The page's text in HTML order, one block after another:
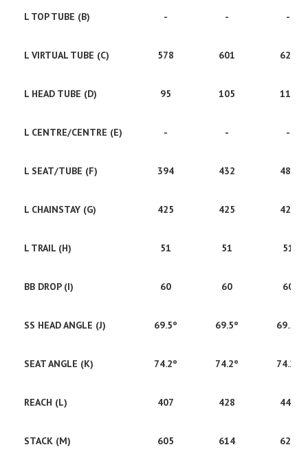
L TOP TUBE (B) - - -
L VIRTUAL TUBE (C) 578 601 621
L HEAD TUBE (D) 95 105 115
L CENTRE/CENTRE (E) - - -
L SEAT/TUBE (F) 394 432 483
L CHAINSTAY (G) 425 425 425
L TRAIL (H) 51 51 51
BB DROP (I) 60 60 60
SS HEAD ANGLE (J) 69.5º 69.5º 69.5º
SEAT ANGLE (K) 74.2º 74.2º 74.2º
REACH (L) 407 428 445
STACK (M) 605 614 623